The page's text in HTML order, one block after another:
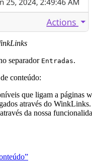
separador Entradas.
conteúdo:
que ligam a páginas
através do WinkLinks.
da nossa